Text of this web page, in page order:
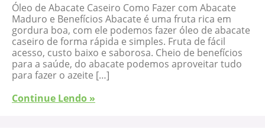
Óleo de Abacate Caseiro Como Fazer com Abacate
Maduro e Benefícios Abacate é uma fruta rica em
gordura boa, com ele podemos fazer óleo de abacate
caseiro de forma rápida e simples. Fruta de fácil
acesso, custo baixo e saborosa. Cheio de benefícios
para a saúde, do abacate podemos aproveitar tudo
para fazer o azeite […]
Continue Lendo »